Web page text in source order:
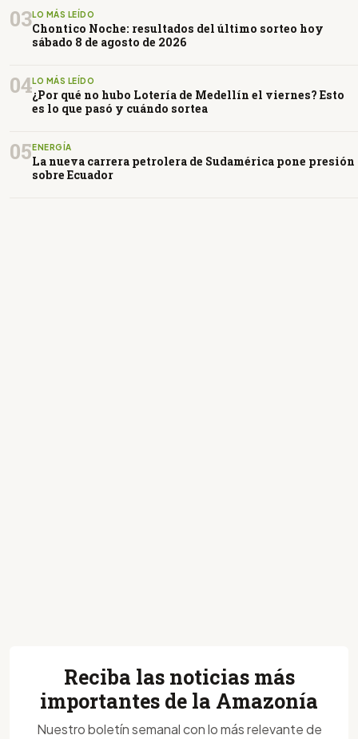
03LO MÁS LEÍDO
Chontico Noche: resultados del último sorteo hoy
sábado 8 de agosto de 2026
04LO MÁS LEÍDO
¿Por qué no hubo Lotería de Medellín el viernes? Esto
es lo que pasó y cuándo sortea
05 ENERGÍA
La nueva carrera petrolera de Sudamérica pone presión
sobre Ecuador
Reciba las noticias más
importantes de la Amazonía
Nuestro boletín semanal con lo más relevante de